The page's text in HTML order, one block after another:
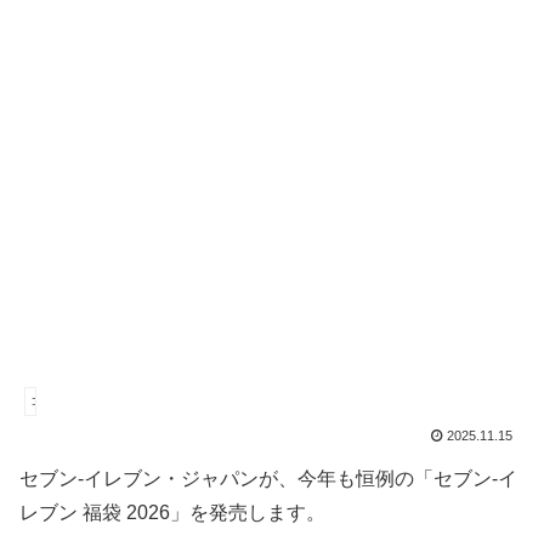
コンビニ
2025.11.15
セブン-イレブン・ジャパンが、今年も恒例の「セブン-イ
レブン 福袋 2026」を発売します。